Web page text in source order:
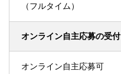
（フルタイム）
オンライン自主応募の受付
オンライン自主応募可